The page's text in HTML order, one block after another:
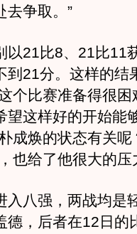
去争取。”
21比8、21比11
到21分。这样的结
个比赛准备得很
望这样好的开始能
成焕的状态有关呢
也给了他很大的压
八强，两战均是
德，后者在12日的